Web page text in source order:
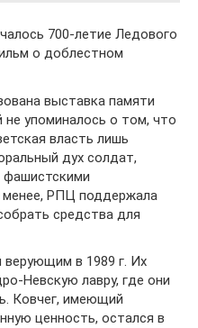
700-летие Ледового
о доблестном
выставка памяти
не упоминалось о том, что
власть лишь
дух солдат,
фашистскими
менее, РПЦ поддержала
средства для
в 1989 г. Их
Невскую лавру, где они
Ковчег, имеющий
ценность, остался в